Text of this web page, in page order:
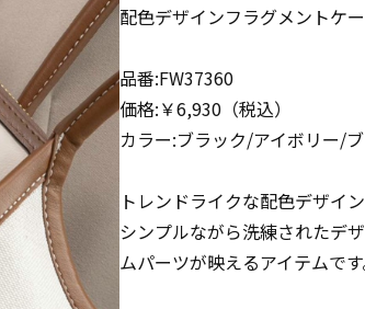
配色デザインフラグメントケ
品番:FW37360
価格:￥6,930（税込）
カラー:ブラック/アイボリー/
トレンドライクな配色デザイ
シンプルながら洗練されたデ
ムパーツが映えるアイテムで